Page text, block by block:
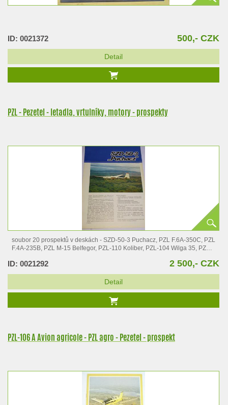
ID: 0021372 500,- CZK
Detail
PZL - Pezetel - letadla, vrtulníky, motory - prospekty
soubor 20 prospektů v deskách - SZD-50-3 Puchacz, PZL F.6A-350C, PZL
F.4A-235B, PZL M-15 Belfegor, PZL-110 Koliber, PZL-104 Wilga 35, PZL
ID: 0021292 2 500,- CZK
Detail
PZL-106 A Avion agricole - PZL agro - Pezetel - prospekt